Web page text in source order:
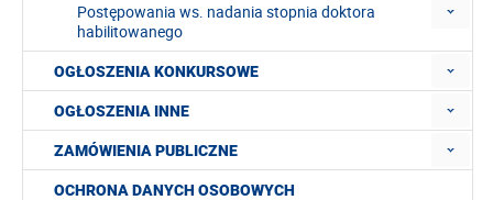
Postępowania ws. nadania stopnia doktora
habilitowanego
OGŁOSZENIA KONKURSOWE
OGŁOSZENIA INNE
ZAMÓWIENIA PUBLICZNE
OCHRONA DANYCH OSOBOWYCH